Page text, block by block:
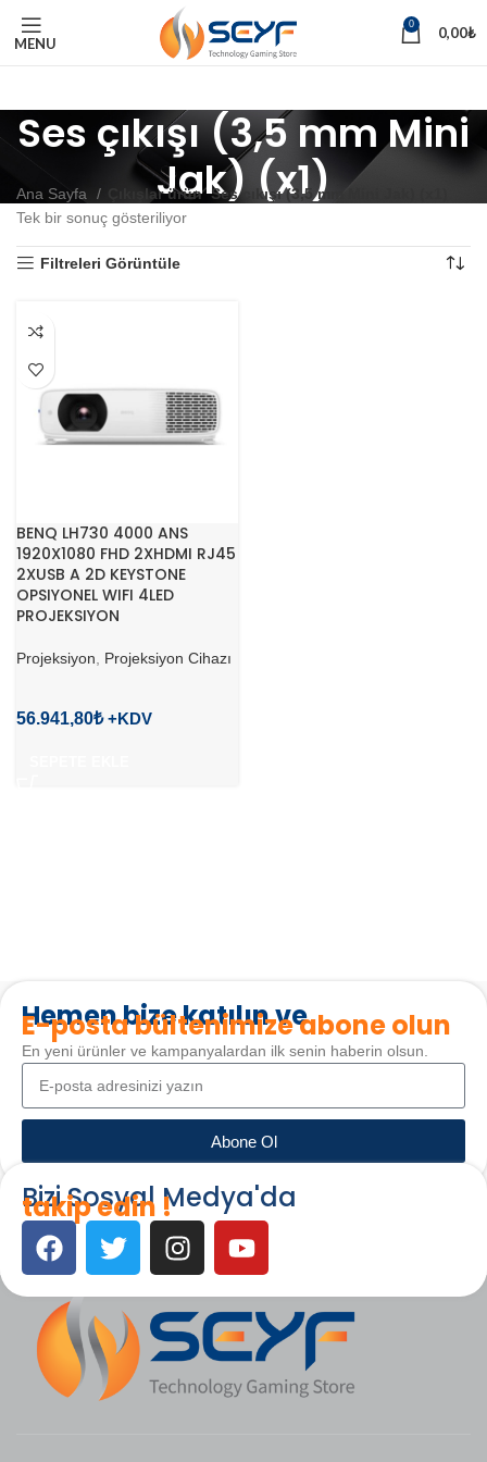
MENU
0 0,00₺
Ses çıkışı (3,5 mm Mini
Jak) (x1)
Ana Sayfa Çıkışlar ürün Ses çıkışı (3,5 mm Mini Jak) (x1)
Tek bir sonuç gösteriliyor
Filtreleri Görüntüle
BENQ LH730 4000 ANS
1920X1080 FHD 2XHDMI RJ45
2XUSB A 2D KEYSTONE
OPSIYONEL WIFI 4LED
PROJEKSIYON
Projeksiyon Projeksiyon Cihazı
56.941,80₺
Hemen bize katılın ve
E-posta bültenimize abone olun
En yeni ürünler ve kampanyalardan ilk senin haberin olsun.
Abone Ol
Bizi Sosyal Medya'da
takip edin !